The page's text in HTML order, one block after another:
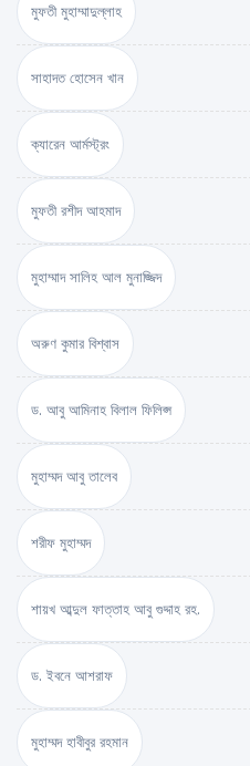
মুফতী মুহাম্মাদুল্লাহ
সাহাদত হোসেন খান
ক্যারেন আর্মস্ট্রং
মুফতী রশীদ আহমাদ
মুহাম্মাদ সালিহ আল মুনাজ্জিদ
অরুণ কুমার বিশ্বাস
ড. আবু আমিনাহ বিলাল ফিলিপ্স
মুহাম্মদ আবু তালেব
শরীফ মুহাম্মদ
শায়খ আব্দুল ফাত্তাহ আবু গুদ্দাহ রহ.
ড. ইবনে আশরাফ
মুহাম্মদ হাবীবুর রহমান